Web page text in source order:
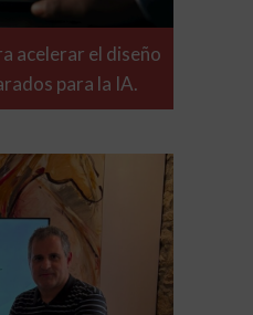
acelerar el diseño
para la IA.